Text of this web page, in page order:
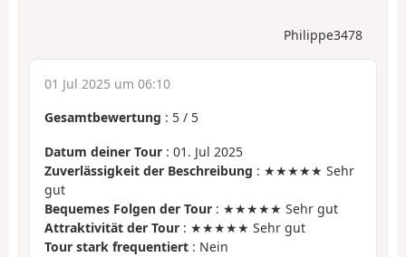
Philippe3478
01 Jul 2025 um 06:10
Gesamtbewertung : 5 / 5
Datum deiner Tour : 01. Jul 2025
Zuverlässigkeit der Beschreibung : ★★★★★ Sehr
gut
Bequemes Folgen der Tour : ★★★★★ Sehr gut
Attraktivität der Tour : ★★★★★ Sehr gut
Tour stark frequentiert : Nein